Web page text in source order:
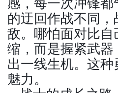
的迂回作战不同
敌。哪怕面对比
缩，而是握紧武
出一线生机。这
魅力。